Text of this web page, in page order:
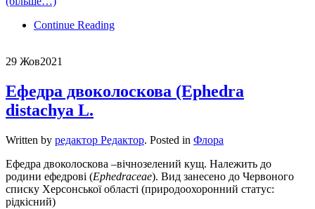
Continue Reading
29 Жов2021
Ефедра двоколоскова (Ephedra
distachya L.
Written by редактор Редактор. Posted in Флора
Ефедра двоколоскова –вічнозелений кущ. Належить до
родини ефедрові (Ephedraceae). Вид занесено до Червоного
списку Херсонської області (природоохоронний статус:
рідкісний)